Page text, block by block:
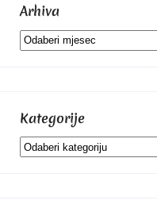
Arhiva
Arhiva
Kategorije
Kategorije